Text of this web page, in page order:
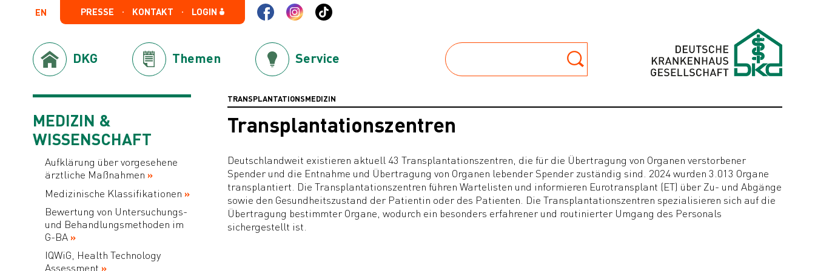
EN PRESSE KONTAKT LOGIN
DKG Themen Service
TRANSPLANTATIONSMEDIZIN
Transplantationszentren
Deutschlandweit existieren aktuell 43 Transplantationszentren, die für die Übertragung von Organen verstorbener
Spender und die Entnahme und Übertragung von Organen lebender Spender zuständig sind. 2024 wurden 3.013 Organe
transplantiert. Die Transplantationszentren führen Wartelisten und informieren Eurotransplant (ET) über Zu- und Abgänge
sowie den Gesundheitszustand der Patientin oder des Patienten. Die Transplantationszentren spezialisieren sich auf die
Übertragung bestimmter Organe, wodurch ein besonders erfahrener und routinierter Umgang des Personals
sichergestellt ist.
MEDIZIN &
WISSENSCHAFT
Aufklärung über vorgesehene
ärztliche Maßnahmen
Medizinische Klassifikationen
Bewertung von Untersuchungs-
und Behandlungsmethoden im
G-BA
IQWiG, Health Technology
Assessment